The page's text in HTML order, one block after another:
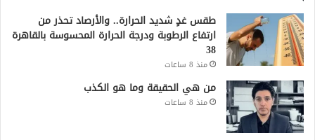
طقس غدٍ شديد الحرارة.. والأرصاد تحذر من
ارتفاع الرطوبة ودرجة الحرارة المحسوسة بالقاهرة
38
منذ 8 ساعات
من هي الحقيقة وما هو الكذب
منذ 8 ساعات